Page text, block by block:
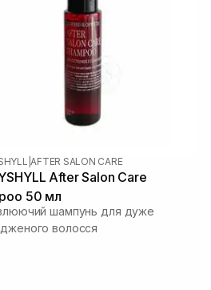
AFTER SALON CARE
After Salon Care
50 мл
шампунь для дуже
волосся